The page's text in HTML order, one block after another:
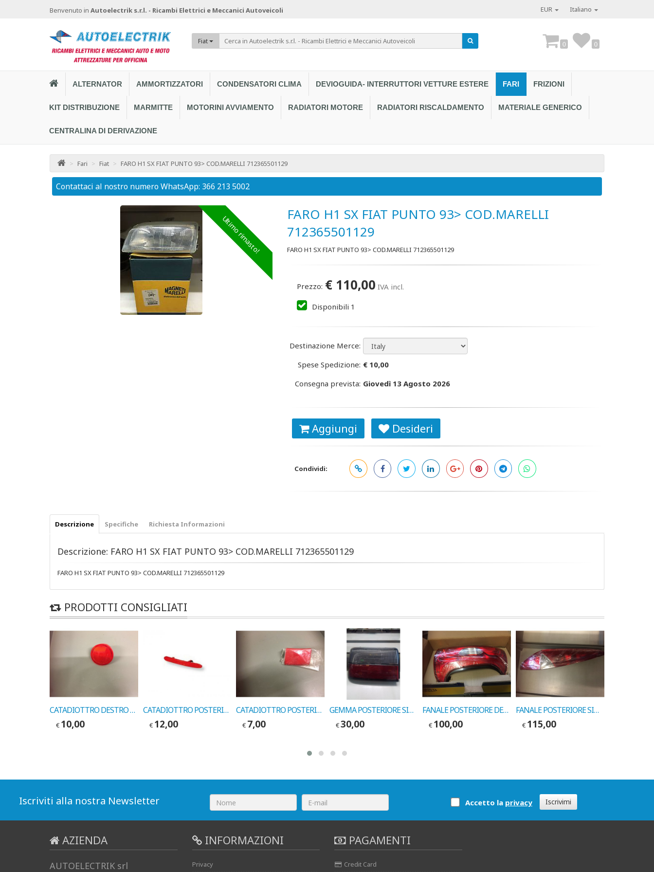
Benvenuto in Autoelectrik s.r.l. - Ricambi Elettrici e Meccanici Autoveicoli EUR Italiano
Fiat 0 0
ALTERNATOR AMMORTIZZATORI CONDENSATORI CLIMA DEVIOGUIDA- INTERRUTTORI VETTURE ESTERE FARI FRIZIONI
KIT DISTRIBUZIONE MARMITTE MOTORINI AVVIAMENTO RADIATORI MOTORE RADIATORI RISCALDAMENTO MATERIALE GENERICO
CENTRALINA DI DERIVAZIONE
> Fari > Fiat > FARO H1 SX FIAT PUNTO 93> COD.MARELLI 712365501129
Contattaci al nostro numero WhatsApp: 366 213 5002
Ultimo rimasto!
FARO H1 SX FIAT PUNTO 93> COD.MARELLI
712365501129
FARO H1 SX FIAT PUNTO 93> COD.MARELLI 712365501129
Prezzo: € 110,00 IVA incl.
Disponibili 1
Destinazione Merce:
Spese Spedizione: € 10,00
Consegna prevista: Giovedì 13 Agosto 2026
Aggiungi Desideri
Condividi:
Descrizione Specifiche Richiesta Informazioni
Descrizione: FARO H1 SX FIAT PUNTO 93> COD.MARELLI 712365501129
FARO H1 SX FIAT PUNTO 93> COD.MARELLI 712365501129
PRODOTTI CONSIGLIATI
CATADIOTTRO DESTRO FIAT BRAVO COD. LEART 761360130
€ 10,00
CATADIOTTRO POSTERIORE DESTRO FIAT MAREA BERLINA COD. LEART 76144030
€ 12,00
CATADIOTTRO POSTERIORE SINISTRO FIAT TEMPRA COD. MARELLI 714049940701
€ 7,00
GEMMA POSTERIORE SINISTRA FIAT CROMA SECONDA SERIE COD. MARELLI 28831701
€30,00
FANALE POSTERIORE DESTRO FIAT PANDA COD. MARELLI 7122049001120
€ 100,00
FANALE POSTERIORE SINISTRO C-RM FIAT PUNTO 3P 2003-> COD. MARELLI 714028620723
€ 115,00
Iscriviti alla nostra Newsletter Accetto la privacy Iscrivimi
AZIENDA
AUTOELECTRIK srl
INFORMAZIONI
Privacy
PAGAMENTI
Credit Card